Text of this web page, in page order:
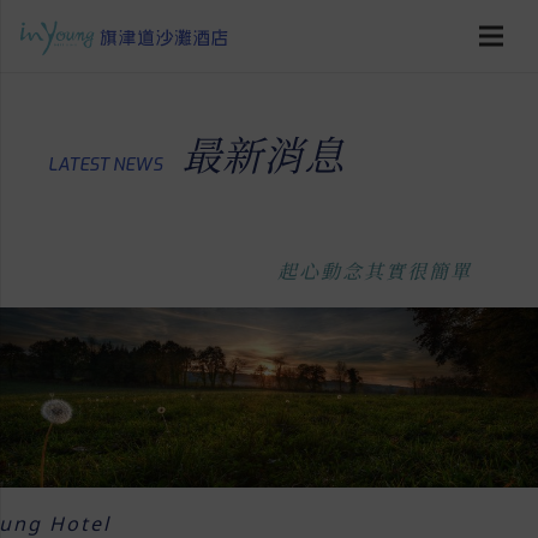
LATEST NEWS 最新消息
起心動念其實很簡單
Hotel